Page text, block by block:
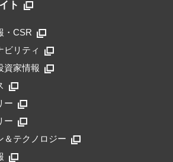
ト
・CSR
ビリティ
資家情報
ー
ー
＆テクノロジー